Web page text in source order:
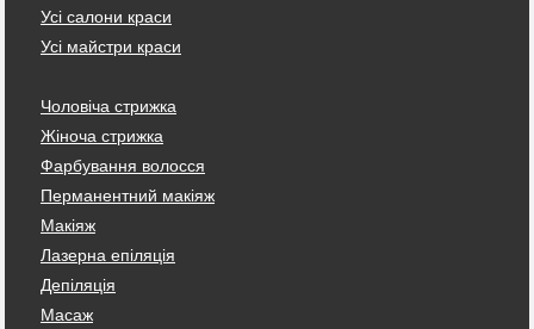
Усі салони краси
Усі майстри краси
Чоловіча стрижка
Жіноча стрижка
Фарбування волосся
Перманентний макіяж
Макіяж
Лазерна епіляція
Депіляція
Масаж